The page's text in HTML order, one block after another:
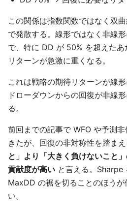
この関係は指数関数ではなく双
で発散する。線形ではなく非線
で、特に DD が 50% を超えた
リターンが急激に重くなる。
これは戦略の期待リターンが線
ドローダウンからの回復が非線
る。
前回までの記事で WFO や予測
きたが、回復の非対称性を踏まえ
と」より「大きく負けないこと
貢献度が高い と言える。Sharpe
MaxDD の裾を切ることのほう
い。